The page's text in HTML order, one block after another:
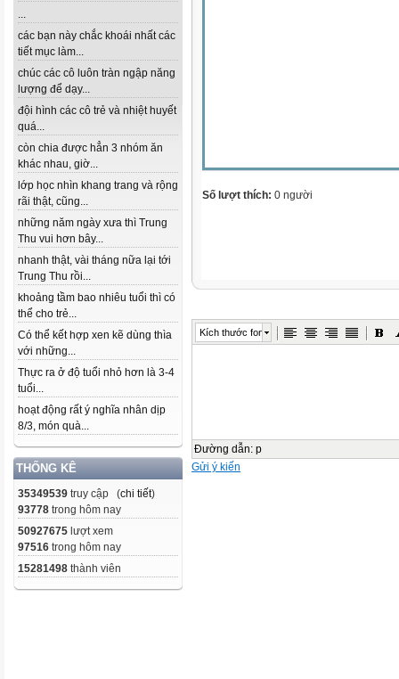
...
các bạn này chắc khoái nhất các
tiết mục làm...
chúc các cô luôn tràn ngập năng
lượng để dạy...
đội hình các cô trẻ và nhiệt huyết
quá...
còn chia được hẳn 3 nhóm ăn
khác nhau, giờ...
lớp học nhìn khang trang và rộng
rãi thật, cũng...
những năm ngày xưa thì Trung
Thu vui hơn bây...
nhanh thật, vài tháng nữa lại tới
Trung Thu rồi...
khoảng tầm bao nhiêu tuổi thì có
thể cho trẻ...
Có thể kết hợp xen kẽ dùng thìa
với những...
Thực ra ở độ tuổi nhỏ hơn là 3-4
tuổi...
hoạt động rất ý nghĩa nhân dịp
8/3, món quà...
THỐNG KÊ
35349539 truy cập (chi tiết)
93778 trong hôm nay
50927675 lượt xem
97516 trong hôm nay
15281498 thành viên
Số lượt thích: 0 người
Kích thước font
Đường dẫn: p
Gửi ý kiến